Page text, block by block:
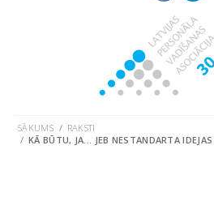
SĀKUMS
RAKSTI
KĀ BŪTU, JA... JEB NESTANDARTA